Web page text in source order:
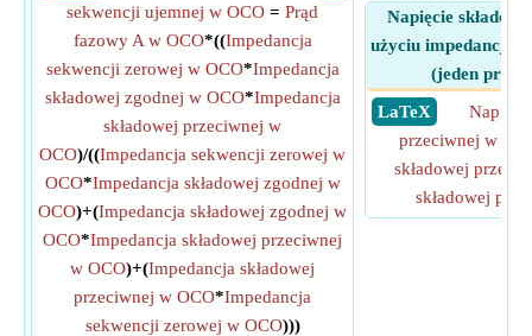
sekwencji ujemnej w OCO = Prąd
fazowy A w OCO*((Impedancja
sekwencji zerowej w OCO*Impedancja
składowej zgodnej w OCO*Impedancja
składowej przeciwnej w
OCO)/((Impedancja sekwencji zerowej w
OCO*Impedancja składowej zgodnej w
OCO)+(Impedancja składowej zgodnej w
OCO*Impedancja składowej przeciwnej
w OCO)+(Impedancja składowej
przeciwnej w OCO*Impedancja
sekwencji zerowej w OCO)))
Napięcie
użyciu impedancji
(jeden
​ LaTeX
przeciwnej w
składowej
składowej